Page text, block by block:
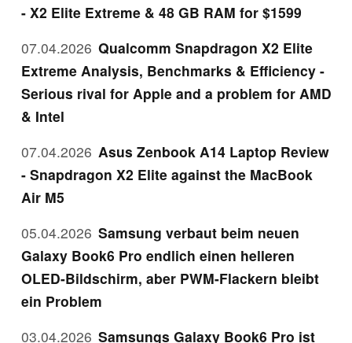
- X2 Elite Extreme & 48 GB RAM for $1599
07.04.2026 Qualcomm Snapdragon X2 Elite
Extreme Analysis, Benchmarks & Efficiency -
Serious rival for Apple and a problem for AMD
& Intel
07.04.2026 Asus Zenbook A14 Laptop Review
- Snapdragon X2 Elite against the MacBook
Air M5
05.04.2026 Samsung verbaut beim neuen
Galaxy Book6 Pro endlich einen helleren
OLED-Bildschirm, aber PWM-Flackern bleibt
ein Problem
03.04.2026 Samsungs Galaxy Book6 Pro ist